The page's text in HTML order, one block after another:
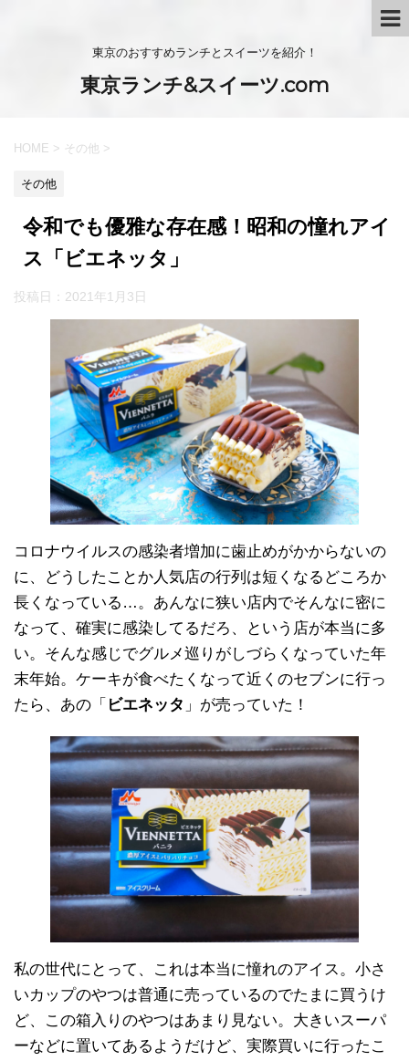
東京のおすすめランチとスイーツを紹介！
東京ランチ&スイーツ.com
HOME > その他 >
その他
令和でも優雅な存在感！昭和の憧れアイ
ス「ビエネッタ」
投稿日： 2021年1月3日
コロナウイルスの感染者増加に歯止めがかからないの
に、どうしたことか人気店の行列は短くなるどころか
長くなっている…。あんなに狭い店内でそんなに密に
なって、確実に感染してるだろ、という店が本当に多
い。そんな感じでグルメ巡りがしづらくなっていた年
末年始。ケーキが食べたくなって近くのセブンに行っ
たら、あの「 ビエネッタ 」が売っていた！
私の世代にとって、これは本当に憧れのアイス。小さ
いカップのやつは普通に売っているのでたまに買うけ
ど、この箱入りのやつはあまり見ない。大きいスーパ
ーなどに置いてあるようだけど、実際買いに行ったこ